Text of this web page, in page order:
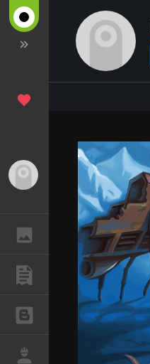
ГАЛЕРЕЯ
ПУБЛИКАЦИИ
БЛОГИ